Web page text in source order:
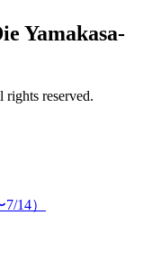
Yamakasa-
reserved.
14）